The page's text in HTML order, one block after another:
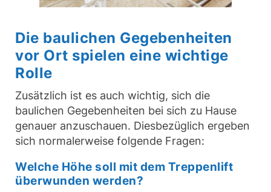
Die baulichen Gegebenheiten
vor Ort spielen eine wichtige
Rolle
Zusätzlich ist es auch wichtig, sich die
baulichen Gegebenheiten bei sich zu Hause
genauer anzuschauen. Diesbezüglich ergeben
sich normalerweise folgende Fragen:
Welche Höhe soll mit dem Treppenlift
überwunden werden?